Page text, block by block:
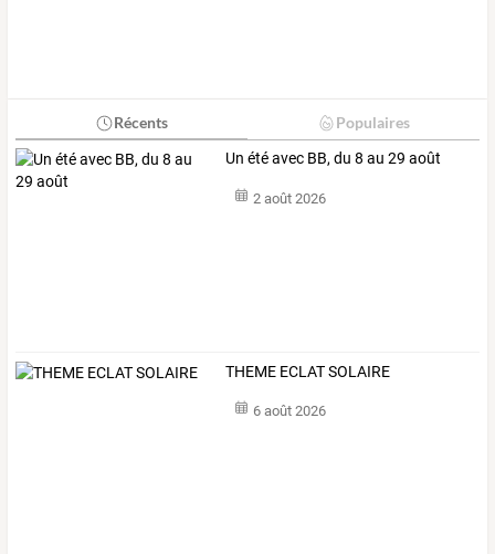
Récents Populaires
Un été avec BB, du 8 au 29 août
2 août 2026
THEME ECLAT SOLAIRE
6 août 2026